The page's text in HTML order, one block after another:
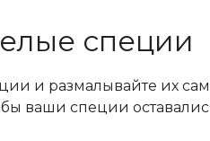
специи
и размалывайте их
ваши специи